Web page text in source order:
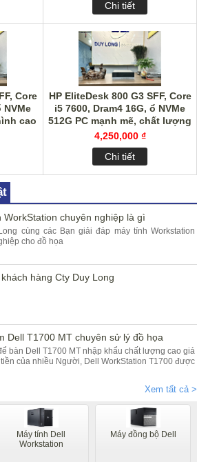
Chi tiết
Core
NVMe
cao
HP EliteDesk 800 G3 SFF, Core
i5 7600, Dram4 16G, ổ NVMe
512G PC mạnh mẽ, chất lượng
giá rẻ
4,250,000 ₫
Chi tiết
WorkStation chuyên nghiệp là gì
cùng các Bạn giải đáp máy tính Workstation
cho đồ họa
hàng Cty Duy Long
Dell T1700 MT chuyên sử lý đồ họa
bàn Dell T1700 MT nhập khẩu chất lượng cao giá
của nhiều Người, Dell WorkStation T1700 được
Xem tất cả >
Máy tính Dell
Workstation
Máy đồng bộ Dell